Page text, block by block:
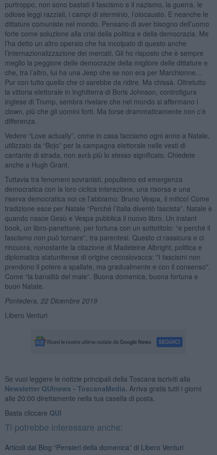
purtroppo, non sono bastati il fascismo e il nazismo, la guerra, le
odiose leggi razziali, i campi di sterminio, l’olocausto. E neanche le
dittature comuniste nel mondo. Pensano di aver bisogno dell’uomo
forte come soluzione alla crisi della politica e della democrazia. Me
l’ha detto un altro operaio che ha incolpato di questo anche
l’internazionalizzazione dei mercati. Gli ho risposto che è sempre
meglio la peggiore delle democrazie della migliore delle dittature e
che, tra l’altro, lui ha una Jeep che se non era per Marchionne...
Pur con tutto quello che ci sarebbe da ridire. Ma chissà. Oltretutto
la vittoria elettorale in Inghilterra di Boris Johnson, controfigura
inglese di Trump, sembra rivelare che nel mondo si affermano i
clown, più che gli uomini forti. Ma forse drammaticamente non c’è
differenza.
Vedere “Love actually”, come in casa facciamo ogni anno a Natale,
utilizzato da “Bojo” per la campagna elettorale nelle vesti di
cantante di strada, non avrà più lo stesso significato. Chiedete
anche a Hugh Grant.
Tuttavia tra fenomeni sovranisti, populismo ed emergenza
democratica con la loro ciclica interazione, una risorsa e una
riserva democratica noi ce l’abbiamo: Bruno Vespa, il mitico! Come
tradizione esce per Natale “Perché l’Italia diventò fascista”. Natale è
quando nasce Gesù e Vespa pubblica il nuovo libro. Un instant
book, un libro-panettone, per fortuna con un sottotitolo: “e perché il
fascismo non può tornare”, tra parentesi. Questo ci rassicura e ci
rincuora, nonostante la citazione di Madeleine Albright, politica e
diplomatica statunitense di origine cecoslovacca: "I fascismi non
prendono il potere a spallate, ma gradualmente e con il consenso".
Come “la banalità del male”. Buona domenica, buona fortuna e
buon Natale.
Pontedera, 22Dicembre 2019
Libero Venturi
Se vuoi leggere le notizie principali della Toscana iscriviti alla
Newsletter QUInews - ToscanaMedia. Arriva gratis tutti i giorni
alle 20:00 direttamente nella tua casella di posta.
Basta cliccare QUI
Ti potrebbe interessare anche:
Articoli dal Blog “Pensieri della domenica” di Libero Venturi